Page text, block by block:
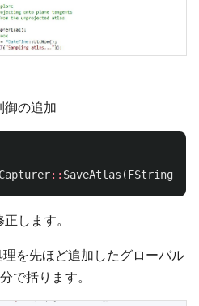
御の追加
:: SaveAtlas (FString
します。
を先ほど追加したグローバル
で括ります。